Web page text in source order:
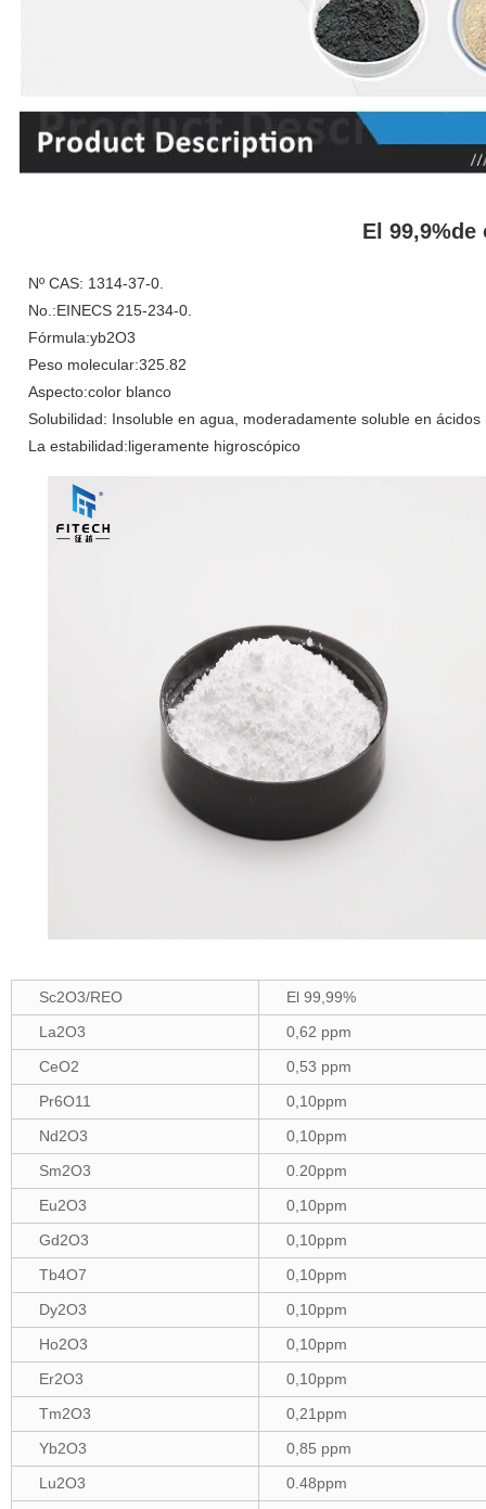
El
Nº CAS: 1314-37-0.
No.:EINECS 215-234-0.
Fórmula:yb2O3
Peso molecular:325.82
Aspecto:color blanco
Solubilidad: Insoluble en agua, moderadamente soluble en
La estabilidad:ligeramente higroscópico
Sc2O3/REO
El 99,99%
La2O3
0,62 ppm
CeO2
0,53 ppm
Pr6O11
0,10ppm
Nd2O3
0,10ppm
Sm2O3
0.20ppm
Eu2O3
0,10ppm
Gd2O3
0,10ppm
Tb4O7
0,10ppm
Dy2O3
0,10ppm
Ho2O3
0,10ppm
Er2O3
0,10ppm
Tm2O3
0,21ppm
Yb2O3
0,85 ppm
Lu2O3
0.48ppm